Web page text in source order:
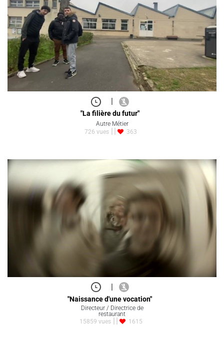
"La filière du futur"
Autre Métier
726 vues
363
|
"Naissance d'une vocation"
Directeur / Directrice de
restaurant
15859 vues
1615